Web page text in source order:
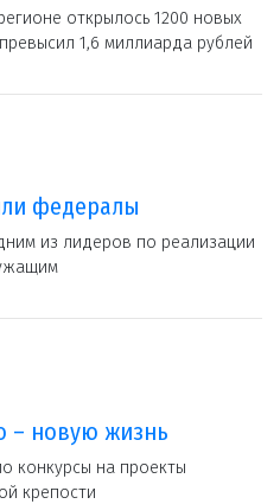
открылось 1200 новых
1,6 миллиарда рублей
федералы
из лидеров по реализации
– новую жизнь
конкурсы на проекты
крепости